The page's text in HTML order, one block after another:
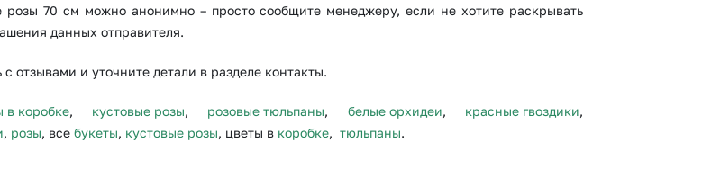
розы 70 см можно анонимно – просто сообщите менеджеру, если не хотите раскрывать
данных отправителя.
отзывами и уточните детали в разделе контакты.
в коробке, кустовые розы, розовые тюльпаны, белые орхидеи, красные гвоздики,
, розы, все букеты, кустовые розы, цветы в коробке, тюльпаны.